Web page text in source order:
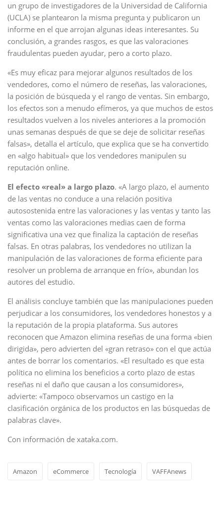
un grupo de investigadores de la Universidad de California
(UCLA) se plantearon la misma pregunta y publicaron un
informe en el que arrojan algunas ideas interesantes. Su
conclusión, a grandes rasgos, es que las valoraciones
fraudulentas pueden ayudar, pero a corto plazo.
«Es muy eficaz para mejorar algunos resultados de los
vendedores, como el número de reseñas, las valoraciones,
la posición de búsqueda y el rango de ventas. Sin embargo,
los efectos son a menudo efímeros, ya que muchos de estos
resultados vuelven a los niveles anteriores a la promoción
unas semanas después de que se deje de solicitar reseñas
falsas», detalla el artículo, que explica que se ha convertido
en «algo habitual» que los vendedores manipulen su
reputación online.
El efecto «real» a largo plazo. «A largo plazo, el aumento
de las ventas no conduce a una relación positiva
autosostenida entre las valoraciones y las ventas y tanto las
ventas como las valoraciones medias caen de forma
significativa una vez que finaliza la captación de reseñas
falsas. En otras palabras, los vendedores no utilizan la
manipulación de las valoraciones de forma eficiente para
resolver un problema de arranque en frío», abundan los
autores del estudio.
El análisis concluye también que las manipulaciones pueden
perjudicar a los consumidores, los vendedores honestos y a
la reputación de la propia plataforma. Sus autores
reconocen que Amazon elimina reseñas de una forma «bien
dirigida», pero advierten del «gran retraso» con el que actúa
antes de borrar los comentarios. «El resultado es que esta
política no elimina los beneficios a corto plazo de estas
reseñas ni el daño que causan a los consumidores»,
advierte: «Tampoco observamos un castigo en la
clasificación orgánica de los productos en las búsquedas de
palabras clave».
Con información de xataka.com.
Amazon eCommerce Tecnología VAFFAnews